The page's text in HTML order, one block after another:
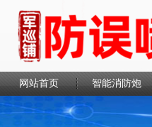
网站首页 智能消防炮
联系我们